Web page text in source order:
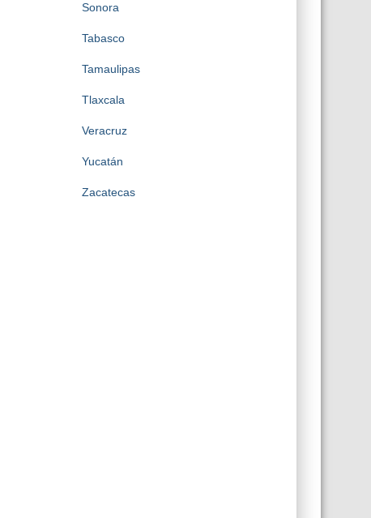
Sonora
Tabasco
Tamaulipas
Tlaxcala
Veracruz
Yucatán
Zacatecas